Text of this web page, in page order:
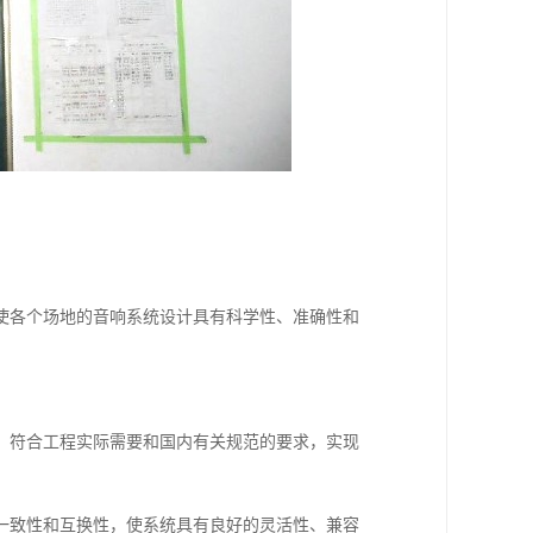
个场地的音响系统设计具有科学性、准确性和
合工程实际需要和国内有关规范的要求，实现
性和互换性，使系统具有良好的灵活性、兼容